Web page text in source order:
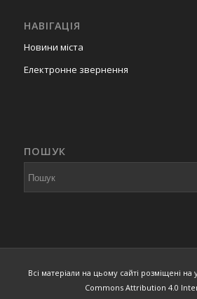
НАВІГАЦІЯ
Новини міста
Електронне звернення
ПОШУК
Всі матеріали на цьому сайті розміщені на
Commons Attribution 4.0